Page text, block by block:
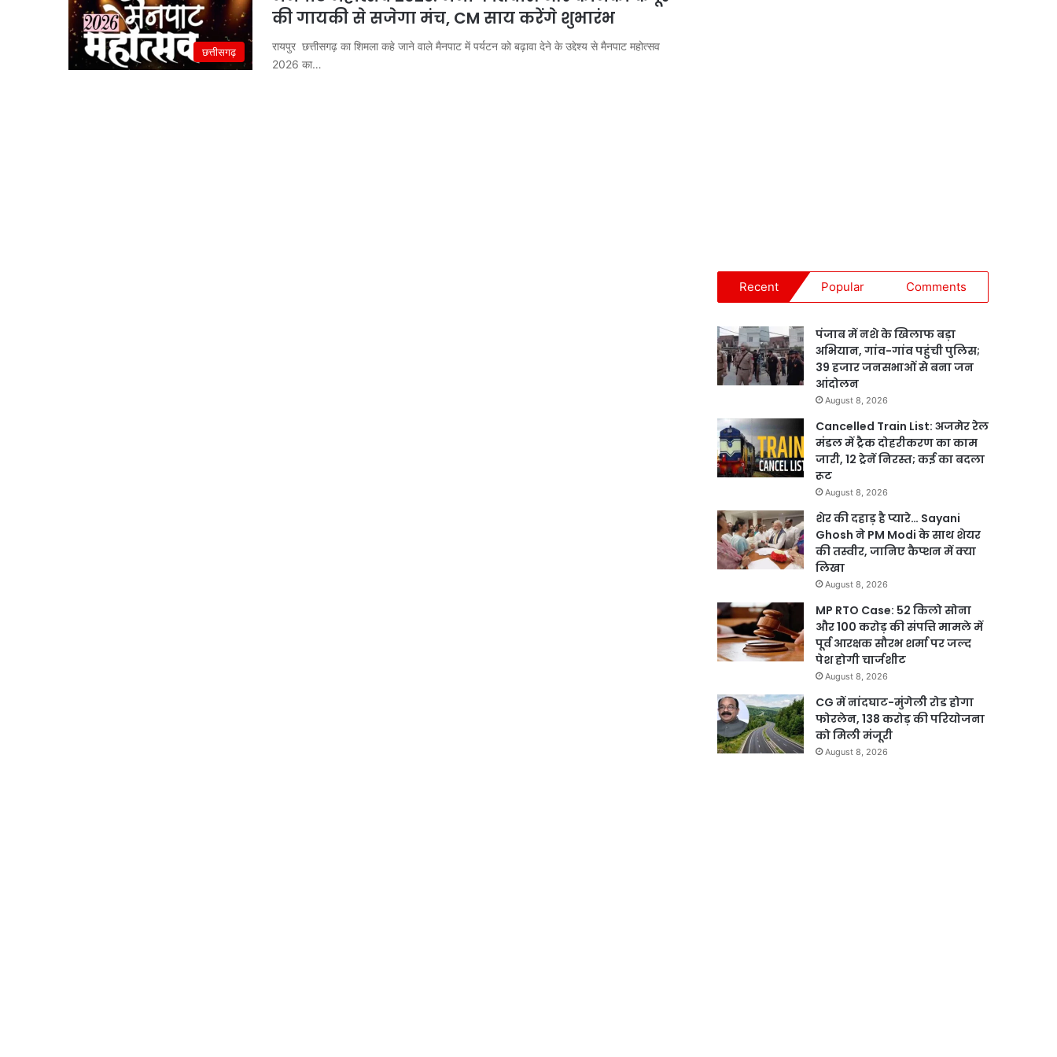
छत्तीसगढ़
की गायकी से सजेगा मंच, CM साय करेंगे शुभारंभ
रायपुर छत्तीसगढ़ का शिमला कहे जाने वाले मैनपाट में पर्यटन को बढ़ावा देने के उद्देश्य से मैनपाट महोत्सव
2026 का…
Recent Popular Comments
पंजाब में नशे के खिलाफ बड़ा
अभियान, गांव-गांव पहुंची पुलिस;
39 हजार जनसभाओं से बना जन
आंदोलन
August 8, 2026
Cancelled Train List: अजमेर रेल
मंडल में ट्रैक दोहरीकरण का काम
जारी, 12 ट्रेनें निरस्त; कई का बदला
रूट
August 8, 2026
शेर की दहाड़ है प्यारे… Sayani
Ghosh ने PM Modi के साथ शेयर
की तस्वीर, जानिए कैप्शन में क्या
लिखा
August 8, 2026
MP RTO Case: 52 किलो सोना
और 100 करोड़ की संपत्ति मामले में
पूर्व आरक्षक सौरभ शर्मा पर जल्द
पेश होगी चार्जशीट
August 8, 2026
CG में नांदघाट-मुंगेली रोड होगा
फोरलेन, 138 करोड़ की परियोजना
को मिली मंजूरी
August 8, 2026